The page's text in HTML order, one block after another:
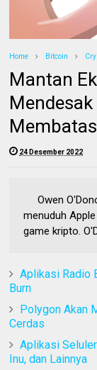
Home Bitcoin
Mantan
24 Desember 2022
Owen
menuduh
game kripto.
Aplikasi Radio
Burn
Polygon Akan
Cerdas
Aplikasi
Inu, dan Lainnya